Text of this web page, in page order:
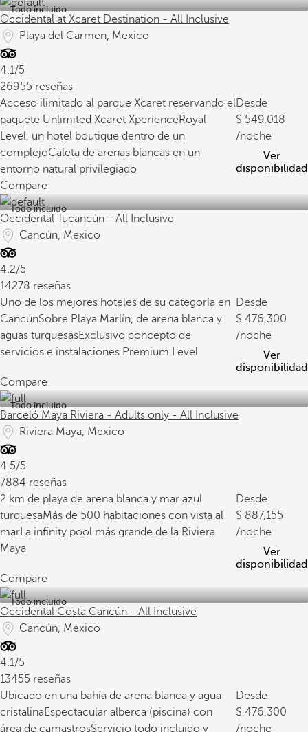
Todo incluido
Occidental at Xcaret Destination - All Inclusive
Playa del Carmen, Mexico
4.1/5
26955 reseñas
Acceso ilimitado al parque Xcaret reservando el
paquete Unlimited Xcaret XperienceRoyal
Level, un hotel boutique dentro de un
complejoCaleta de arenas blancas en un
entorno natural privilegiado
Desde
549,018
/noche
Ver
disponibilidad
Compare
Todo incluido
Occidental Tucancún - All Inclusive
Cancún, Mexico
4.2/5
14278 reseñas
Uno de los mejores hoteles de su categoría en
CancúnSobre Playa Marlín, de arena blanca y
aguas turquesasExclusivo concepto de
servicios e instalaciones Premium Level
Desde
476,300
/noche
Ver
disponibilidad
Compare
Todo incluido
Barceló Maya Riviera - Adults only - All Inclusive
Riviera Maya, Mexico
4.5/5
7884 reseñas
2 km de playa de arena blanca y mar azul
turquesaMás de 500 habitaciones con vista al
marLa infinity pool más grande de la Riviera
Maya
Desde
887,155
/noche
Ver
disponibilidad
Compare
Todo incluido
Occidental Costa Cancún - All Inclusive
Cancún, Mexico
4.1/5
13455 reseñas
Ubicado en una bahía de arena blanca y agua
cristalinaEspectacular alberca (piscina) con
área de camastrosServicio todo incluido y
Desde
476,300
/noche